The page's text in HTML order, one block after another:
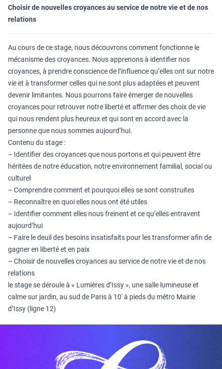
Choisir de nouvelles croyances au service de notre vie et de nos
relations
Au cours de ce stage, nous découvrons comment fonctionne le
mécanisme des croyances. Nous apprenons à identifier nos
croyances, à prendre conscience de l’influence qu’elles ont sur notre
vie et à transformer celles qui ne sont plus adaptées et peuvent
devenir limitantes. Nous pourrons faire émerger de nouvelles
croyances pour retrouver notre liberté et affirmer des choix de vie
qui nous rendent plus heureux et qui sont en accord avec la
personne que nous sommes aujourd’hui.
Contenu du stage :
– Identifier des croyances que nous portons et qui peuvent être
héritées de notre éducation, notre environnement familial, social ou
culturel
– Comprendre comment et pourquoi elles se sont construites
– Reconnaître en quoi elles nous ont été utiles
– Identifier comment elles nous freinent et ce qu’elles entravent
aujourd’hui
– Faire le deuil des besoins insatisfaits pour les transformer afin de
gagner en liberté et en paix
– Choisir de nouvelles croyances au service de notre vie et de nos
relations
le stage se déroule à « Lumières d’Issy », une salle lumineuse et
calme sur jardin, au sud de Paris à 10′ à pieds du métro Mairie
d’Issy (ligne 12)